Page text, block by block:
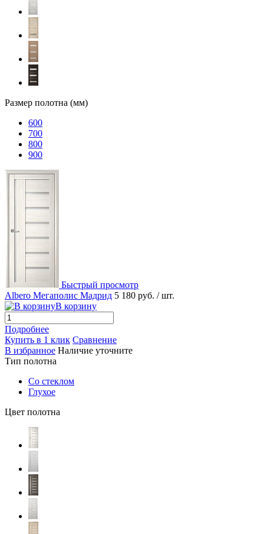
Размер полотна (мм)
600
700
800
900
Быстрый просмотр
Albero Мегаполис Мадрид 5 180 руб. / шт.
В корзину
Подробнее
Купить в 1 клик Сравнение
В избранное Наличие уточните
Тип полотна
Со стеклом
Глухое
Цвет полотна